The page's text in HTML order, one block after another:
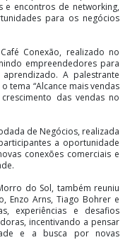
e encontros de networking,
para os negócios
Conexão, realizado no
empreendedores para
A palestrante
tema “Alcance mais vendas
das vendas no
de Negócios, realizada
a oportunidade
conexões comerciais e
do Sol, também reuniu
Enzo Arns, Tiago Bohrer e
experiências e desafios
incentivando a pensar
e a busca por novas